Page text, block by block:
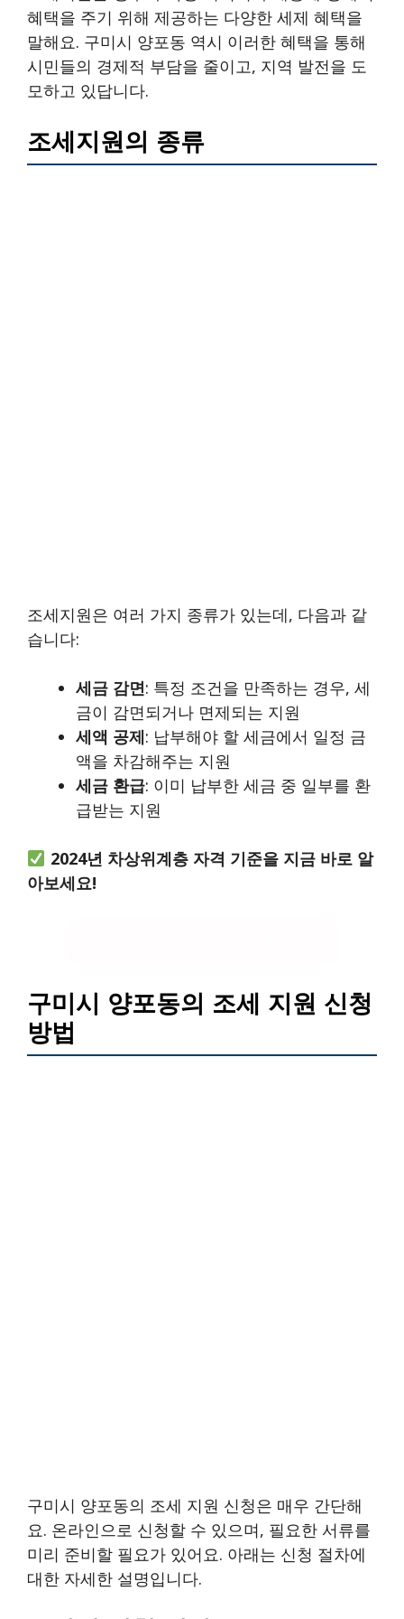
혜택을 주기 위해 제공하는 다양한 세제 혜택을
말해요. 구미시 양포동 역시 이러한 혜택을 통해
시민들의 경제적 부담을 줄이고, 지역 발전을 도
모하고 있답니다.
조세지원의 종류
조세지원은 여러 가지 종류가 있는데, 다음과 같
습니다:
세금 감면: 특정 조건을 만족하는 경우, 세
금이 감면되거나 면제되는 지원
세액 공제: 납부해야 할 세금에서 일정 금
액을 차감해주는 지원
세금 환급: 이미 납부한 세금 중 일부를 환
급받는 지원
2024년 차상위계층 자격 기준을 지금 바로 알
아보세요!
구미시 양포동의 조세 지원 신청
방법
구미시 양포동의 조세 지원 신청은 매우 간단해
요. 온라인으로 신청할 수 있으며, 필요한 서류를
미리 준비할 필요가 있어요. 아래는 신청 절차에
대한 자세한 설명입니다.